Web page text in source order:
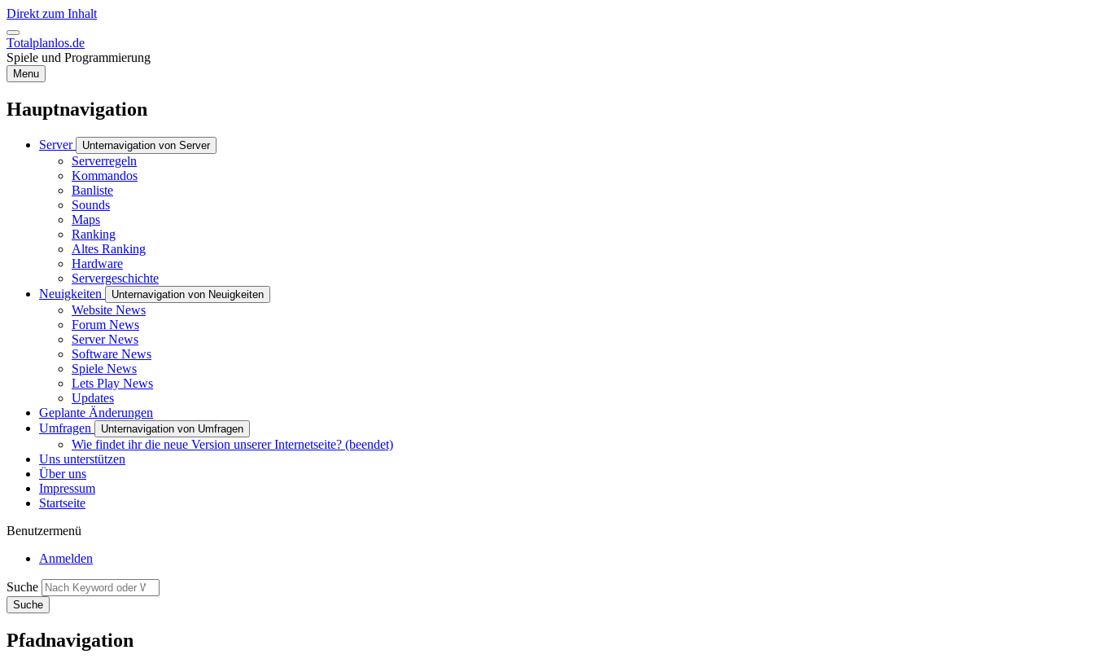
Direkt zum Inhalt
Totalplanlos.de
Spiele und Programmierung
Menu
Hauptnavigation
Server Unternavigation von Server
Serverregeln
Kommandos
Banliste
Sounds
Maps
Ranking
Altes Ranking
Hardware
Servergeschichte
Neuigkeiten
Unternavigation von Neuigkeiten
Website News
Forum News
Server News
Software News
Spiele News
Lets Play News
Updates
Geplante Änderungen
Umfragen
Unternavigation von Umfragen
Wie findet ihr die neue Version unserer Internetseite? (beendet)
Uns unterstützen
Über uns
Impressum
Startseite
Benutzermenü
Anmelden
Suche
Pfadnavigation